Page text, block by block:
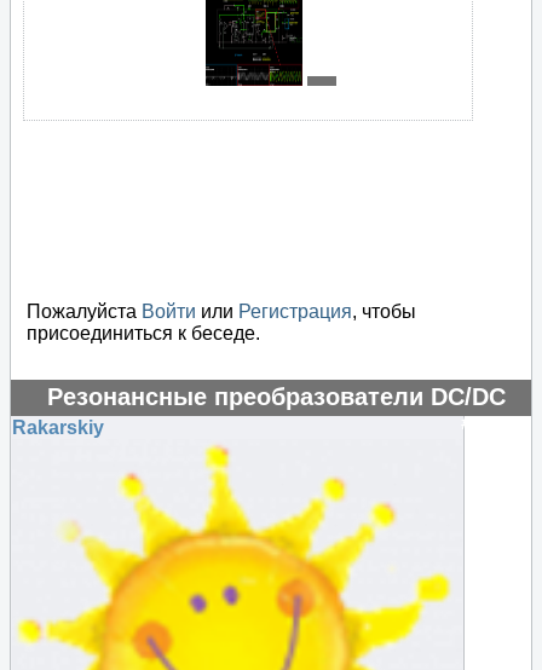
Пожалуйста Войти или Регистрация, чтобы
присоединиться к беседе.
Резонансные преобразователи DC/DC
#48461
Rakarskiy